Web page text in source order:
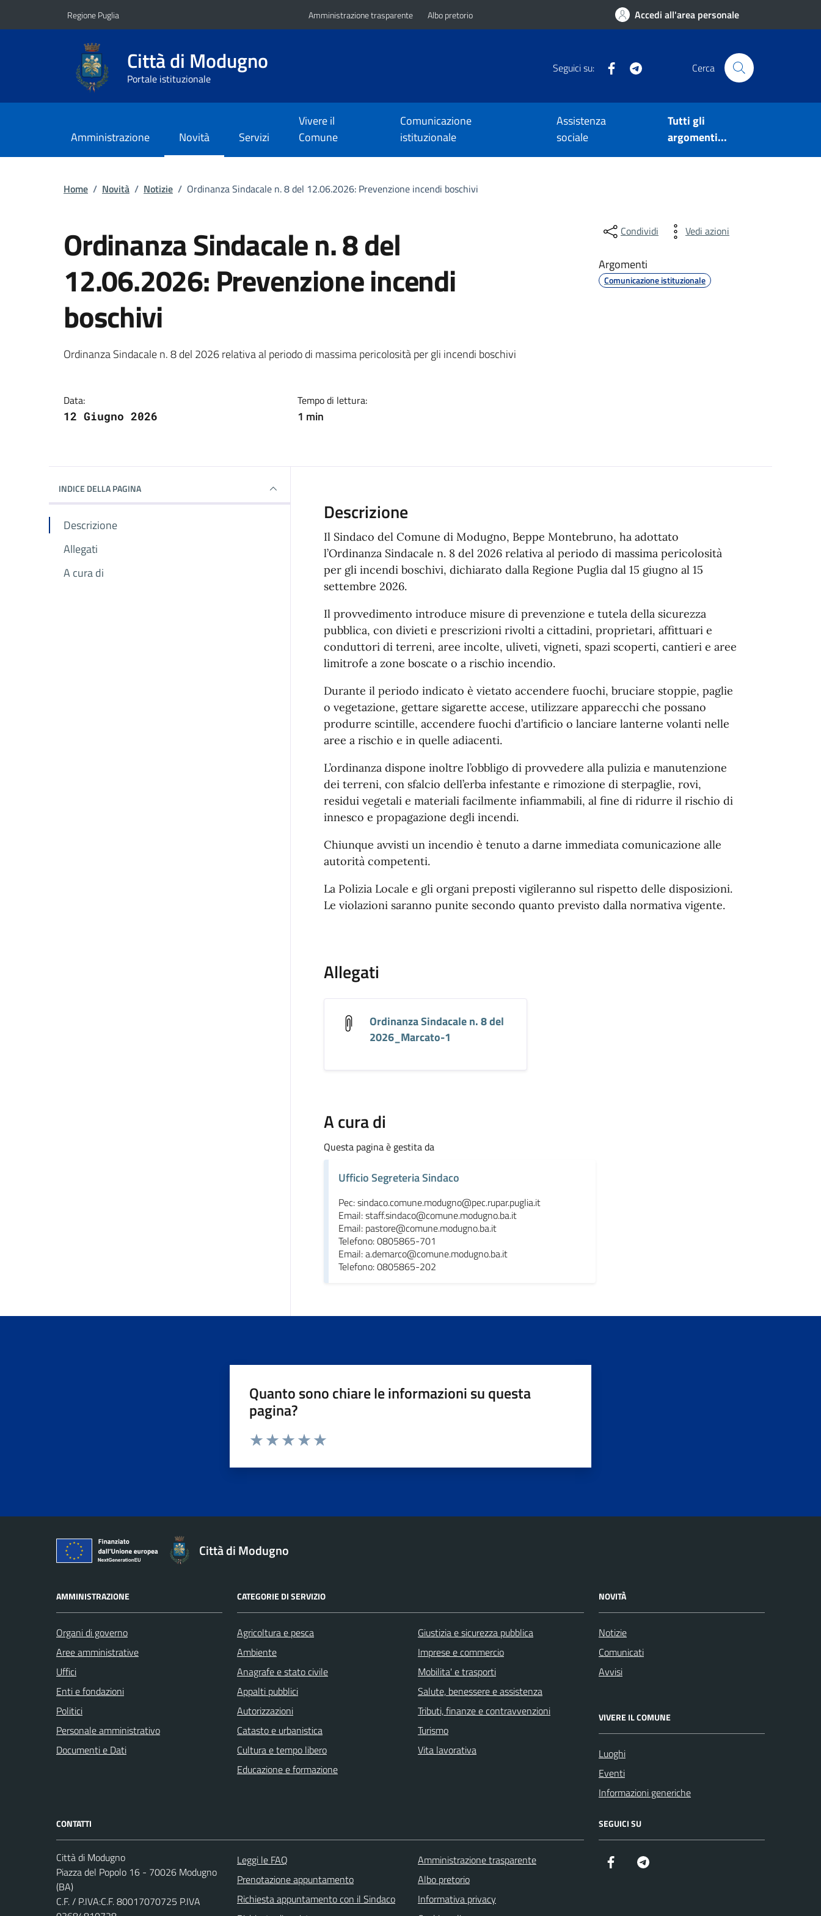
Regione Puglia Amministrazione trasparente Albo pretorio Accedi all'area personale
Città di Modugno
Portale istituzionale
Seguici su: Facebook Cerca
Amministrazione Novità Servizi
Vivere il
Comune
Comunicazione
istituzionale
Assistenza
sociale
Tutti gli
argomenti...
Home / Novità / Notizie / Ordinanza Sindacale n. 8 del 12.06.2026: Prevenzione incendi boschivi
Ordinanza Sindacale n. 8 del
12.06.2026: Prevenzione incendi
boschivi
Dettagli della notizia
Ordinanza Sindacale n. 8 del 2026 relativa al periodo di massima pericolosità per gli incendi boschivi
Data:
12 Giugno 2026
Tempo di lettura:
1 min
Condividi Vedi azioni
Argomenti
Comunicazione istituzionale
INDICE DELLA PAGINA
Descrizione
Allegati
A cura di
Descrizione
Il Sindaco del Comune di Modugno, Beppe Montebruno, ha adottato
l’Ordinanza Sindacale n. 8 del 2026 relativa al periodo di massima pericolosità
per gli incendi boschivi, dichiarato dalla Regione Puglia dal 15 giugno al 15
settembre 2026.
Il provvedimento introduce misure di prevenzione e tutela della sicurezza
pubblica, con divieti e prescrizioni rivolti a cittadini, proprietari, affittuari e
conduttori di terreni, aree incolte, uliveti, vigneti, spazi scoperti, cantieri e aree
limitrofe a zone boscate o a rischio incendio.
Durante il periodo indicato è vietato accendere fuochi, bruciare stoppie, paglie
o vegetazione, gettare sigarette accese, utilizzare apparecchi che possano
produrre scintille, accendere fuochi d’artificio o lanciare lanterne volanti nelle
aree a rischio e in quelle adiacenti.
L’ordinanza dispone inoltre l’obbligo di provvedere alla pulizia e manutenzione
dei terreni, con sfalcio dell’erba infestante e rimozione di sterpaglie, rovi,
residui vegetali e materiali facilmente infiammabili, al fine di ridurre il rischio di
innesco e propagazione degli incendi.
Chiunque avvisti un incendio è tenuto a darne immediata comunicazione alle
autorità competenti.
La Polizia Locale e gli organi preposti vigileranno sul rispetto delle disposizioni.
Le violazioni saranno punite secondo quanto previsto dalla normativa vigente.
Allegati
Ordinanza Sindacale n. 8 del
2026_Marcato-1
A cura di
Questa pagina è gestita da
Ufficio Segreteria Sindaco
Pec: sindaco.comune.modugno@pec.rupar.puglia.it
Email: staff.sindaco@comune.modugno.ba.it
Email: pastore@comune.modugno.ba.it
Telefono: 0805865-701
Email: a.demarco@comune.modugno.ba.it
Telefono: 0805865-202
Quanto sono chiare le informazioni su questa
pagina?
Valuta da 1 a 5 stelle la pagina
Città di Modugno
AMMINISTRAZIONE
Organi di governo
Aree amministrative
Uffici
Enti e fondazioni
Politici
Personale amministrativo
Documenti e Dati
CATEGORIE DI SERVIZIO
Agricoltura e pesca
Ambiente
Anagrafe e stato civile
Appalti pubblici
Autorizzazioni
Catasto e urbanistica
Cultura e tempo libero
Educazione e formazione
Giustizia e sicurezza pubblica
Imprese e commercio
Mobilita' e trasporti
Salute, benessere e assistenza
Tributi, finanze e contravvenzioni
Turismo
Vita lavorativa
NOVITÀ
Notizie
Comunicati
Avvisi
VIVERE IL COMUNE
Luoghi
Eventi
Informazioni generiche
CONTATTI
Città di Modugno
Piazza del Popolo 16 - 70026 Modugno
(BA)
C.F. / P.IVA:C.F. 80017070725 P.IVA
Leggi le FAQ
Prenotazione appuntamento
Richiesta appuntamento con il Sindaco
Amministrazione trasparente
Albo pretorio
Informativa privacy
SEGUICI SU
Facebook